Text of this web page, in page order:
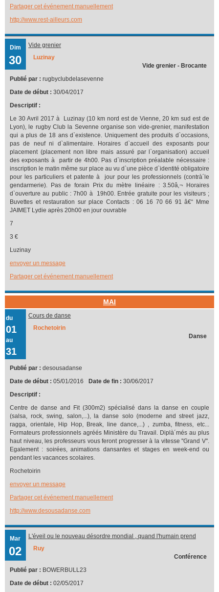
Partager cet événement manuellement
http://www.rest-ailleurs.com
Dim
30
Vide grenier
Luzinay
Vide grenier - Brocante
Publié par : rugbyclubdelasevenne
Date de début : 30/04/2017
Descriptif :
Le 30 Avril 2017 à Luzinay (10 km nord est de Vienne, 20 km sud est de
Lyon), le rugby Club la Sevenne organise son vide-grenier, manifestation
qui a plus de 18 ans d`existence. Uniquement des produits d`occasions,
pas de neuf ni d`alimentaire. Horaires d`accueil des exposants pour
placement (placement non libre mais assuré par l`organisation) accueil
des exposants à partir de 4h00. Pas d`inscription préalable nécessaire :
inscription le matin même sur place au vu d`une pièce d`identité obligatoire
pour les particuliers et patente à jour pour les professionnels (contrà´le
gendarmerie). Pas de forain Prix du mètre linéaire : 3.50â‚¬ Horaires
d`ouverture au public : 7h00 à 19h00. Entrée gratuite pour les visiteurs ;
Buvettes et restauration sur place Contacts : 06 16 70 66 91 â€“ Mme
JAIMET Lydie après 20h00 en jour ouvrable
7
3 €
Luzinay
envoyer un message
Partager cet événement manuellement
MAI
du
01
au
31
Cours de danse
Rochetoirin
Danse
Publié par : desousadanse
Date de début : 05/01/2016 Date de fin : 30/06/2017
Descriptif :
Centre de danse and Fit (300m2) spécialisé dans la danse en couple
(salsa, rock, swing, salon,...), la danse solo (moderne and street jazz,
ragga, orientale, Hip Hop, Break, line dance,...) , zumba, fitness, etc...
Formateurs professionnels agréés Ministère du Travail. Diplà´més au plus
haut niveau, les professeurs vous feront progresser à la vitesse ''Grand V''.
Egalement : soirées, animations dansantes et stages en week-end ou
pendant les vacances scolaires.
Rochetoirin
envoyer un message
Partager cet événement manuellement
http://www.desousadanse.com
Mar
02
L'éveil ou le nouveau désordre mondial , quand l'humain prend
Ruy
Conférence
Publié par : BOWERBULL23
Date de début : 02/05/2017